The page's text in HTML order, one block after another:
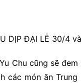
DỊP ĐẠI LỄ 30/4
Chu cũng sẽ
các món ăn